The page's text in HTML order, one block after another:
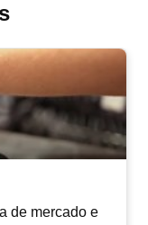
de mercado e